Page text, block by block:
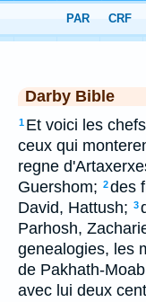
> Esdras 8
Darby Bible
1 Et voici les
ceux qui
regne
Guershom; 2des
David, Hattush; 3
Parhosh,
genealogies, les
de Pakhath-
avec lui deux